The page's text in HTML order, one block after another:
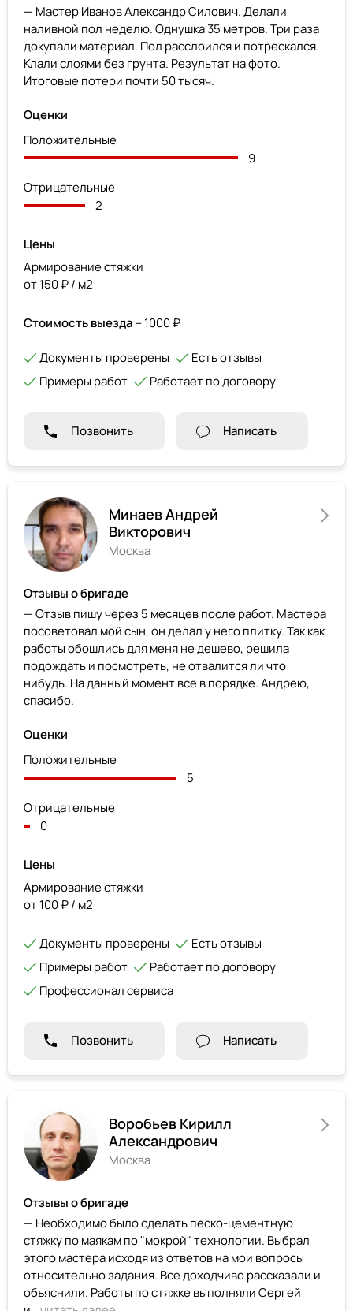
— Мастер Иванов Александр Силович. Делали
наливной пол неделю. Однушка 35 метров. Три раза
докупали материал. Пол расслоился и потрескался.
Клали слоями без грунта. Результат на фото.
Итоговые потери почти 50 тысяч.
Оценки
Положительные
9
Отрицательные
2
Цены
Армирование стяжки
от 150 ₽ / м2
Стоимость выезда – 1000 ₽
Документы проверены
Есть отзывы
Примеры работ
Работает по договору
Позвонить Написать
Минаев Андрей
Викторович
Москва
Отзывы о бригаде
— Отзыв пишу через 5 месяцев после работ. Мастера
посоветовал мой сын, он делал у него плитку. Так как
работы обошлись для меня не дешево, решила
подождать и посмотреть, не отвалится ли что
нибудь. На данный момент все в порядке. Андрею,
спасибо.
Оценки
Положительные
5
Отрицательные
0
Цены
Армирование стяжки
от 100 ₽ / м2
Документы проверены
Есть отзывы
Примеры работ
Работает по договору
Профессионал сервиса
Позвонить Написать
Воробьев Кирилл
Александрович
Москва
Отзывы о бригаде
— Необходимо было сделать песко-цементную
стяжку по маякам по "мокрой" технологии. Выбрал
этого мастера исходя из ответов на мои вопросы
относительно задания. Все доходчиво рассказали и
объяснили. Работы по стяжке выполняли Сергей